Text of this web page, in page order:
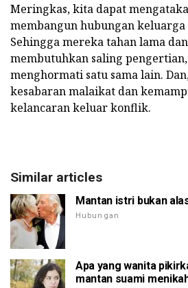
Meringkas, kita dapat
membangun hubungan
Sehingga mereka tahan lama
membutuhkan saling
menghormati satu sama lain.
kesabaran malaikat dan
kelancaran keluar konflik.
Similar articles
Mantan istri bukan
Hubungan
Apa yang wanita
mantan suami